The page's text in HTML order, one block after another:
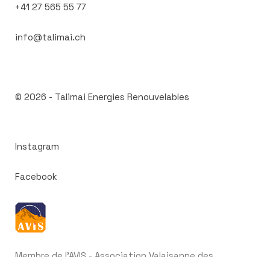
+41 27 565 55 77
info@talimai.ch
© 2026 - Talimai Energies Renouvelables
Instagram
Facebook